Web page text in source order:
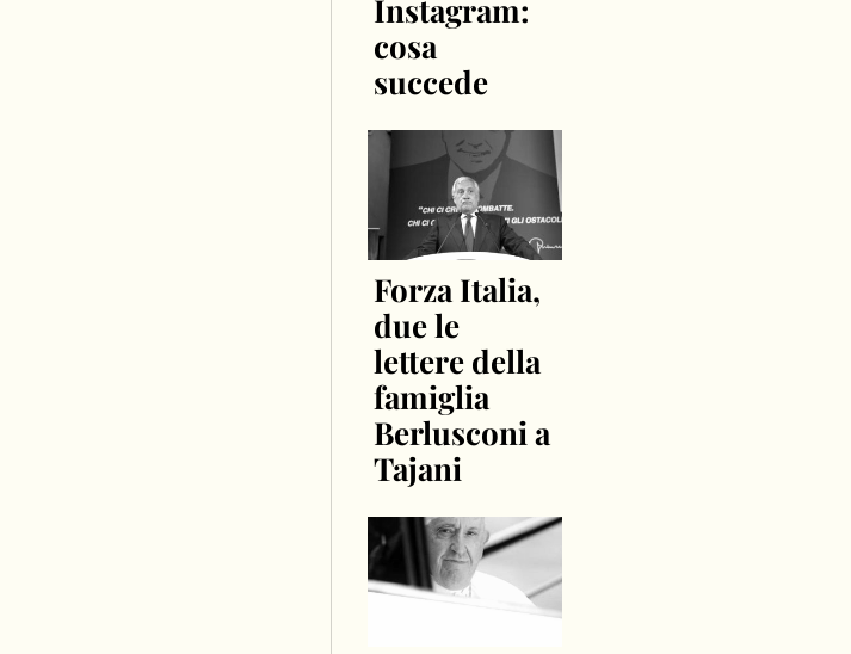
Instagram:
cosa
succede
Forza Italia,
due le
lettere della
famiglia
Berlusconi a
Tajani